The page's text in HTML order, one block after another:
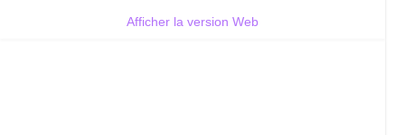
Afficher la version Web